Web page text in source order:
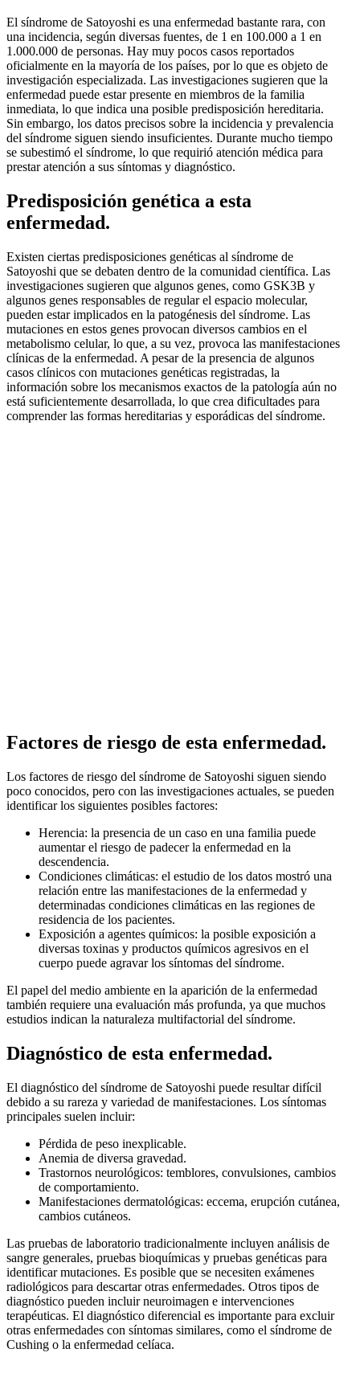
El síndrome de Satoyoshi es una enfermedad bastante rara, con
una incidencia, según diversas fuentes, de 1 en 100.000 a 1 en
1.000.000 de personas. Hay muy pocos casos reportados
oficialmente en la mayoría de los países, por lo que es objeto de
investigación especializada. Las investigaciones sugieren que la
enfermedad puede estar presente en miembros de la familia
inmediata, lo que indica una posible predisposición hereditaria.
Sin embargo, los datos precisos sobre la incidencia y prevalencia
del síndrome siguen siendo insuficientes. Durante mucho tiempo
se subestimó el síndrome, lo que requirió atención médica para
prestar atención a sus síntomas y diagnóstico.
Predisposición genética a esta
enfermedad.
Existen ciertas predisposiciones genéticas al síndrome de
Satoyoshi que se debaten dentro de la comunidad científica. Las
investigaciones sugieren que algunos genes, como GSK3B y
algunos genes responsables de regular el espacio molecular,
pueden estar implicados en la patogénesis del síndrome. Las
mutaciones en estos genes provocan diversos cambios en el
metabolismo celular, lo que, a su vez, provoca las manifestaciones
clínicas de la enfermedad. A pesar de la presencia de algunos
casos clínicos con mutaciones genéticas registradas, la
información sobre los mecanismos exactos de la patología aún no
está suficientemente desarrollada, lo que crea dificultades para
comprender las formas hereditarias y esporádicas del síndrome.
Factores de riesgo de esta enfermedad.
Los factores de riesgo del síndrome de Satoyoshi siguen siendo
poco conocidos, pero con las investigaciones actuales, se pueden
identificar los siguientes posibles factores:
Herencia: la presencia de un caso en una familia puede
aumentar el riesgo de padecer la enfermedad en la
descendencia.
Condiciones climáticas: el estudio de los datos mostró una
relación entre las manifestaciones de la enfermedad y
determinadas condiciones climáticas en las regiones de
residencia de los pacientes.
Exposición a agentes químicos: la posible exposición a
diversas toxinas y productos químicos agresivos en el
cuerpo puede agravar los síntomas del síndrome.
El papel del medio ambiente en la aparición de la enfermedad
también requiere una evaluación más profunda, ya que muchos
estudios indican la naturaleza multifactorial del síndrome.
Diagnóstico de esta enfermedad.
El diagnóstico del síndrome de Satoyoshi puede resultar difícil
debido a su rareza y variedad de manifestaciones. Los síntomas
principales suelen incluir:
Pérdida de peso inexplicable.
Anemia de diversa gravedad.
Trastornos neurológicos: temblores, convulsiones, cambios
de comportamiento.
Manifestaciones dermatológicas: eccema, erupción cutánea,
cambios cutáneos.
Las pruebas de laboratorio tradicionalmente incluyen análisis de
sangre generales, pruebas bioquímicas y pruebas genéticas para
identificar mutaciones. Es posible que se necesiten exámenes
radiológicos para descartar otras enfermedades. Otros tipos de
diagnóstico pueden incluir neuroimagen e intervenciones
terapéuticas. El diagnóstico diferencial es importante para excluir
otras enfermedades con síntomas similares, como el síndrome de
Cushing o la enfermedad celíaca.